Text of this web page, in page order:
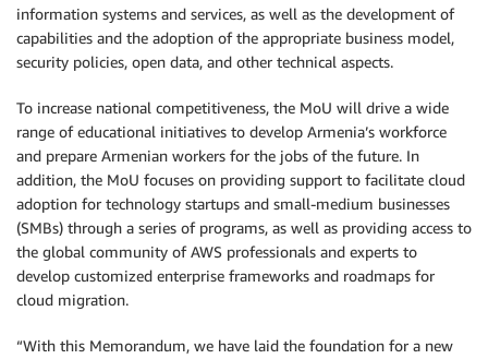
information systems and services, as well as the development of
capabilities and the adoption of the appropriate business model,
security policies, open data, and other technical aspects.
To increase national competitiveness, the MoU will drive a wide
range of educational initiatives to develop Armenia’s workforce
and prepare Armenian workers for the jobs of the future. In
addition, the MoU focuses on providing support to facilitate cloud
adoption for technology startups and small-medium businesses
(SMBs) through a series of programs, as well as providing access to
the global community of AWS professionals and experts to
develop customized enterprise frameworks and roadmaps for
cloud migration.
“With this Memorandum, we have laid the foundation for a new